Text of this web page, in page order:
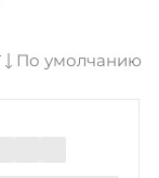
По умолчанию